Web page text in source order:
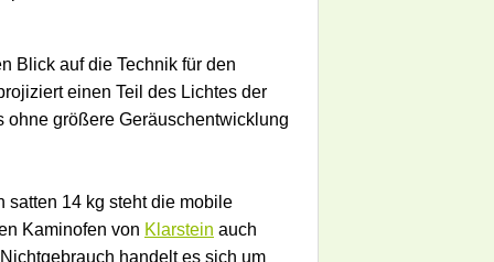
Blick auf die Technik für den
einen Teil des Lichtes der
ohne größere Geräuschentwicklung
satten 14 kg steht die mobile
Kaminofen von Klarstein auch
handelt es sich um